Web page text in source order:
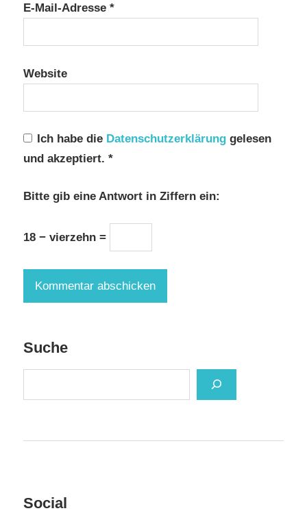
E-Mail-Adresse *
Website
Ich habe die Datenschutzerklärung gelesen
und akzeptiert. *
Bitte gib eine Antwort in Ziffern ein:
18 − vierzehn =
Suche
Social